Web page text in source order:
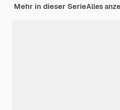
Mehr in dieser SerieAlles